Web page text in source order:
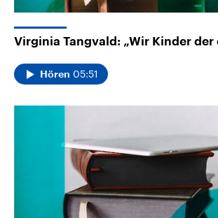
Virginia Tangvald: „Wir Kinder der
Hören 05:51